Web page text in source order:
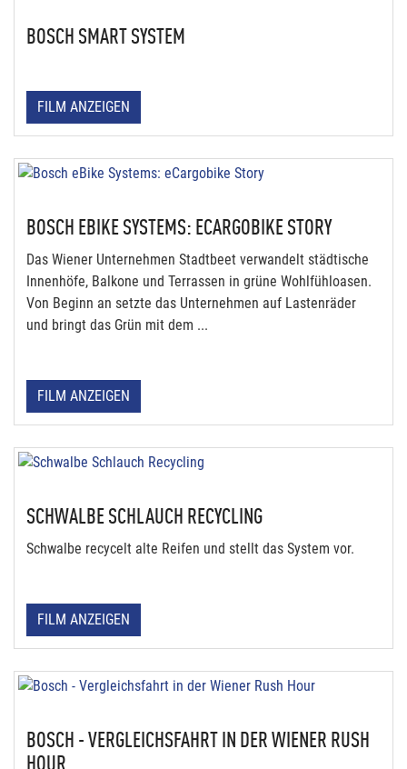
BOSCH SMART SYSTEM
FILM ANZEIGEN
BOSCH EBIKE SYSTEMS: ECARGOBIKE STORY
Das Wiener Unternehmen Stadtbeet verwandelt städtische
Innenhöfe, Balkone und Terrassen in grüne Wohlfühloasen.
Von Beginn an setzte das Unternehmen auf Lastenräder
und bringt das Grün mit dem ...
FILM ANZEIGEN
SCHWALBE SCHLAUCH RECYCLING
Schwalbe recycelt alte Reifen und stellt das System vor.
FILM ANZEIGEN
BOSCH - VERGLEICHSFAHRT IN DER WIENER RUSH
HOUR